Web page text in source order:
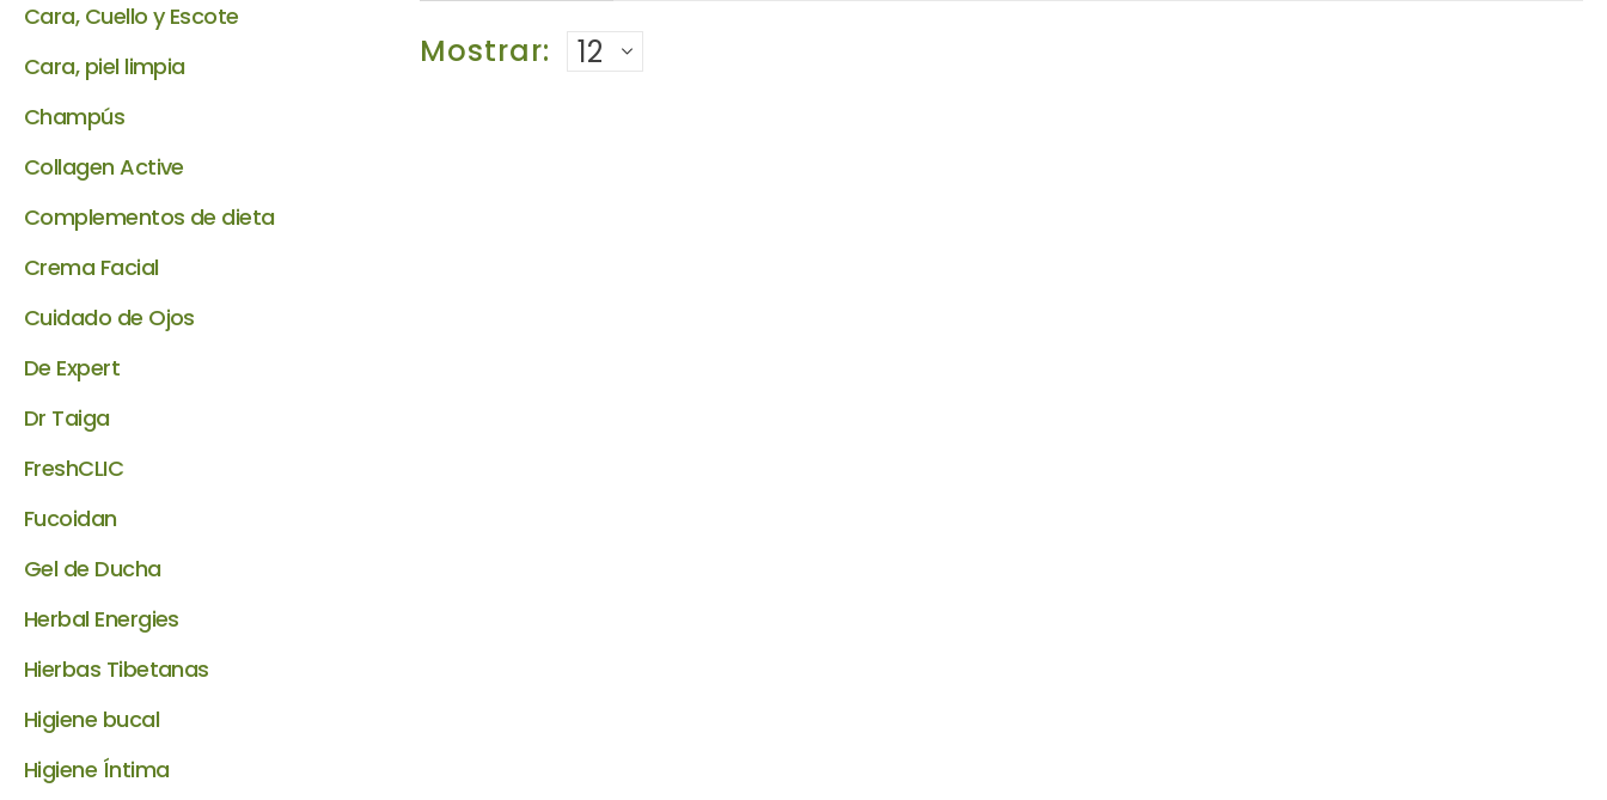
Mostrar:
Cara, Cuello y Escote
Cara, piel limpia
Champús
Collagen Active
Complementos de dieta
Crema Facial
Cuidado de Ojos
De Expert
Dr Taiga
FreshCLIC
Fucoidan
Gel de Ducha
Herbal Energies
Hierbas Tibetanas
Higiene bucal
Higiene Íntima